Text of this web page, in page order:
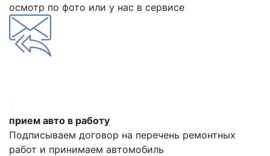
осмотр по фото или у нас в сервисе
прием авто в работу
Подписываем договор на перечень ремонтных
работ и принимаем автомобиль